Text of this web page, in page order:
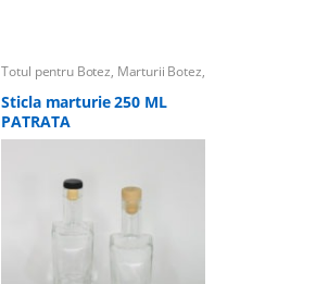
Totul pentru Botez, Marturii Botez,
Sticle marturii & Accesorii
Marturii,Marturii Nunta
Sticla marturie 250 ML
PATRATA